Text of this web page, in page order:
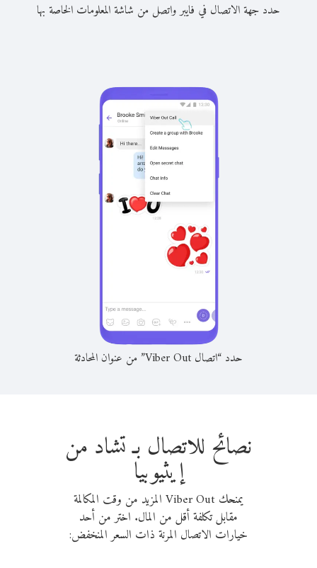
حدد جهة الاتصال في فايبر واتصل من شاشة المعلومات الخاصة بها
حدد “اتصال Viber Out” من عنوان المحادثة
نصائح للاتصال بـ تشاد من
إيثيوبيا
يمنحك Viber Out المزيد من وقت المكالمة
مقابل تكلفة أقل من المال. اختر من أحد
خيارات الاتصال المرنة ذات السعر المنخفض: